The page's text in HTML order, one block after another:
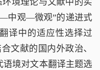
境理论与文献中的实
中观—微观”的递进式
译中的适应性选择过
文献的国内外政治、
境对文本翻译主题选